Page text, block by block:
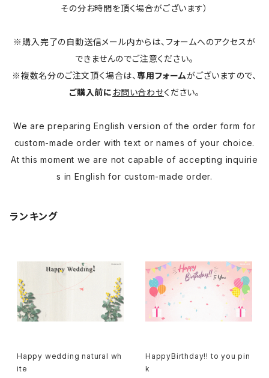
その分お時間を頂く場合がございます）
※購入完了の自動送信メール内からは、フォームへのアクセスが
できませんのでご注意ください。
※複数名分のご注文頂く場合は、 専用フォームがございますので、
ご購入前に お問い合わせください。
We are preparing English version of the order form for
custom-made order with text or names of your choice.
At this moment we are not capable of accepting inquirie
s in English for custom-made order.
ランキング
Happy wedding natural wh
ite
HappyBirthday!! to you pin
k